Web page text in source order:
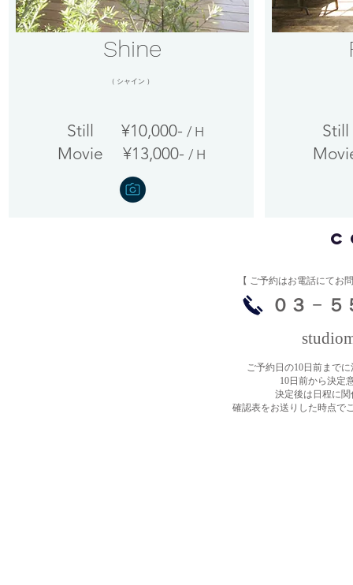
Shine
（ シャイン ）
Still ¥10,000- / H
Movie ¥13,000- / H
【 ​ご予約はお電話にてお
０３ − ５
ご予約日の10日前まで
10日前から決定
決定後は日程に
確認表をお送りした時点で